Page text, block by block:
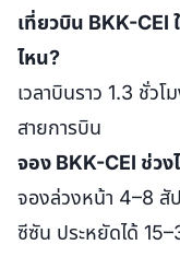
เที่ยวบิน BKK-CEI
ไหน?
เวลาบินราว 1.3 ชั่ว
สายการบิน
จอง BKK-CEI ช่ว
จองล่วงหน้า 4–8 สั
ซีซัน ประหยัดได้